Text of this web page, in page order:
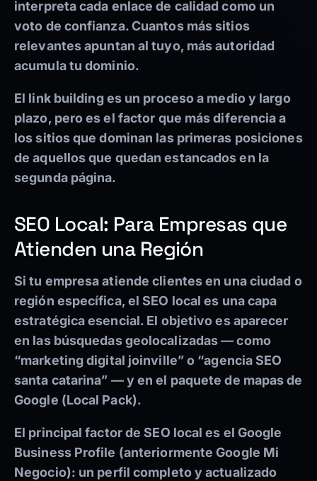
interpreta cada enlace de calidad como un
voto de confianza. Cuantos más sitios
relevantes apuntan al tuyo, más autoridad
acumula tu dominio.
El link building es un proceso a medio y largo
plazo, pero es el factor que más diferencia a
los sitios que dominan las primeras posiciones
de aquellos que quedan estancados en la
segunda página.
SEO Local: Para Empresas que
Atienden una Región
Si tu empresa atiende clientes en una ciudad o
región específica, el SEO local es una capa
estratégica esencial. El objetivo es aparecer
en las búsquedas geolocalizadas — como
“marketing digital joinville” o “agencia SEO
santa catarina” — y en el paquete de mapas de
Google (Local Pack).
El principal factor de SEO local es el Google
Business Profile (anteriormente Google Mi
Negocio): un perfil completo y actualizado